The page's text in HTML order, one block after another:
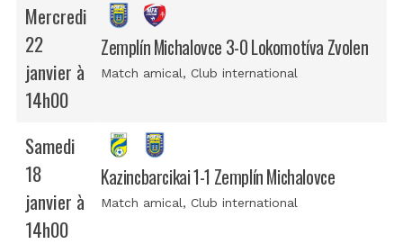
Mercredi
22
janvier à
14h00
Zemplín Michalovce 3-0 Lokomotíva Zvolen
Match amical, Club international
Samedi
18
janvier à
14h00
Kazincbarcikai 1-1 Zemplín Michalovce
Match amical, Club international